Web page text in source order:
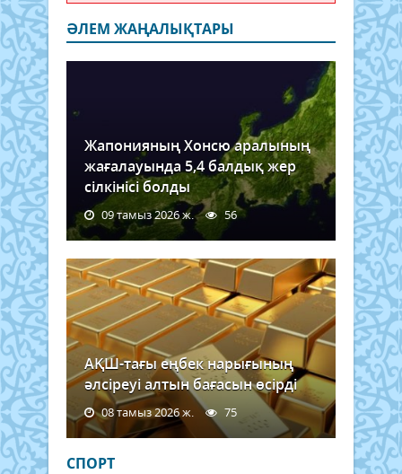
ӘЛЕМ ЖАҢАЛЫҚТАРЫ
Жапонияның Хонсю аралының
жағалауында 5,4 балдық жер
сілкінісі болды
09 тамыз 2026 ж. 56
АҚШ-тағы еңбек нарығының
әлсіреуі алтын бағасын өсірді
08 тамыз 2026 ж. 75
СПОРТ